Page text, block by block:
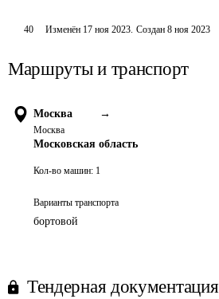
40 Изменён 17 ноя 2023. Создан 8 ноя 2023
Маршруты и транспорт
Москва →
Москва
Московская область
Кол-во машин: 1
Варианты транспорта
бортовой
Тендерная документация